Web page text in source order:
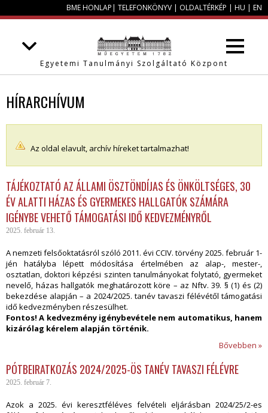
BME HONLAP| TELEFONKÖNYV | OLDALTÉRKÉP | HU | EN
Egyetemi Tanulmányi Szolgáltató Központ
HÍRARCHÍVUM
Az oldal elavult, archív híreket tartalmazhat!
TÁJÉKOZTATÓ AZ ÁLLAMI ÖSZTÖNDÍJAS ÉS ÖNKÖLTSÉGES, 30
ÉV ALATTI HÁZAS ÉS GYERMEKES HALLGATÓK SZÁMÁRA
IGÉNYBE VEHETŐ TÁMOGATÁSI IDŐ KEDVEZMÉNYRŐL
2025. február 13.
A nemzeti felsőoktatásról szóló 2011. évi CCIV. törvény 2025. február 1-
jén hatályba lépett módosítása értelmében az alap-, mester-,
osztatlan, doktori képzési szinten tanulmányokat folytató, gyermeket
nevelő, házas hallgatók meghatározott köre – az Nftv. 39. § (1) és (2)
bekezdése alapján – a 2024/2025. tanév tavaszi félévétől támogatási
idő kedvezményben részesülhet.
Fontos! A kedvezmény igénybevétele nem automatikus, hanem
kizárólag kérelem alapján történik.
Bővebben »
PÓTBEIRATKOZÁS 2024/2025-ÖS TANÉV TAVASZI FÉLÉVRE
2025. február 7.
Azok a 2025. évi keresztféléves felvételi eljárásban 2024/25/2-es